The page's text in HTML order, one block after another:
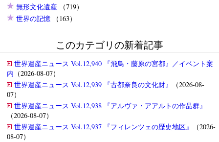
無形文化遺産（719）
世界の記憶（163）
このカテゴリの新着記事
世界遺産ニュース Vol.12,940 『飛鳥・藤原の宮都』／イベント案
内 （2026-08-07）
世界遺産ニュース Vol.12,939 『古都奈良の文化財』
（2026-08-
07）
世界遺産ニュース Vol.12,938 『アルヴァ・アアルトの作品群』
（2026-08-07）
世界遺産ニュース Vol.12,937 『フィレンツェの歴史地区』
（2026-
08-07）